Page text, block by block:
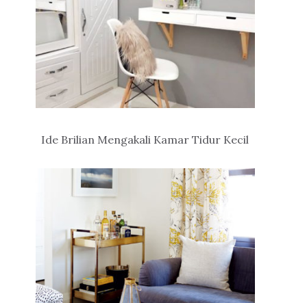
Ide Brilian Mengakali Kamar Tidur Kecil